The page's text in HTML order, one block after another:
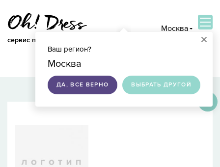
сервис по подбору свадебных платьев
Москва
×
Ваш регион?
Москва
ДА, ВСЕ ВЕРНО ВЫБРАТЬ ДРУГОЙ
×